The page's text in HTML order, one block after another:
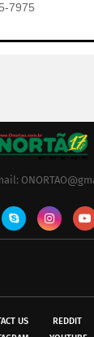
7975
US REDDIT